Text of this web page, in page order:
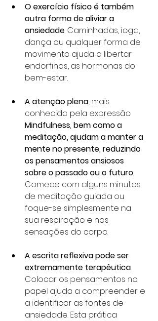
O exercício físico é também
outra forma de aliviar a
ansiedade. Caminhadas, ioga,
dança ou qualquer forma de
movimento ajuda a libertar
endorfinas, as hormonas do
bem-estar.
A atenção plena, mais
conhecida pela expressão
Mindfulness, bem como a
meditação, ajudam a manter a
mente no presente, reduzindo
os pensamentos ansiosos
sobre o passado ou o futuro.
Comece com alguns minutos
de meditação guiada ou
foque-se simplesmente na
sua respiração e nas
sensações do corpo.
A escrita reflexiva pode ser
extremamente terapêutica.
Colocar os pensamentos no
papel ajuda a compreender e
a identificar as fontes de
ansiedade. Esta prática